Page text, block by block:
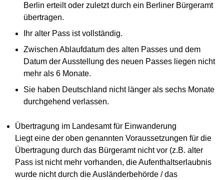
Berlin erteilt oder zuletzt durch ein Berliner Bürgeramt
übertragen.
Ihr alter Pass ist vollständig.
Zwischen Ablaufdatum des alten Passes und dem
Datum der Ausstellung des neuen Passes liegen nicht
mehr als 6 Monate.
Sie haben Deutschland nicht länger als sechs Monate
durchgehend verlassen.
Übertragung im Landesamt für Einwanderung
Liegt eine der oben genannten Voraussetzungen für die
Übertragung durch das Bürgeramt nicht vor (z.B. alter
Pass ist nicht mehr vorhanden, die Aufenthaltserlaubnis
wurde nicht durch die Ausländerbehörde / das